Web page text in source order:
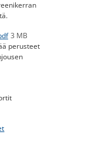
3 MB
perusteet